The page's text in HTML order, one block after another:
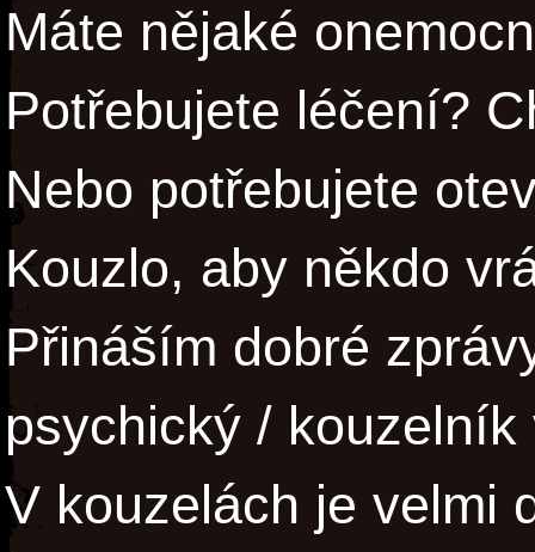
Máte nějaké
Potřebujete léčení?
Nebo potřebujete
Kouzlo, aby někdo
Přináším dobré
psychický / kouzelník
V kouzelách je velmi